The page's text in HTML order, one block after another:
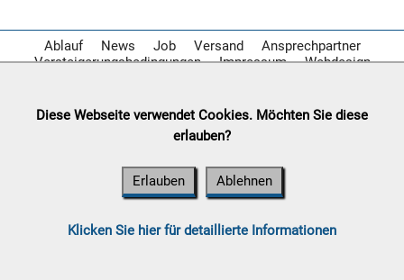
Ablauf News Job Versand
Ansprechpartner
Versteigerungsbedingungen
Impressum Webdesign
Diese Webseite verwendet Cookies. Möchten Sie diese
erlauben?
Erlauben Ablehnen
Klicken Sie hier für detaillierte Informationen